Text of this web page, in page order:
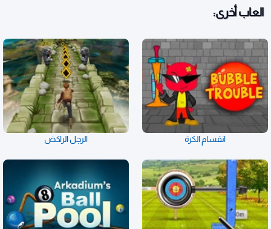
العاب أخرى:
انقسام الكرة الرجل الراكض